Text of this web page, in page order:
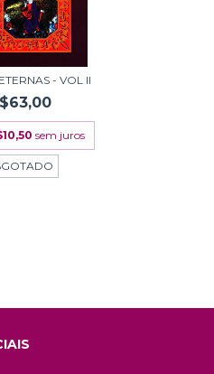
- VOL II
sem juros